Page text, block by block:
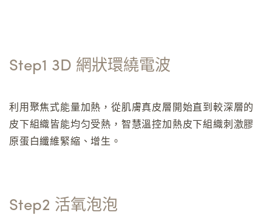
Step1 3D 網狀環繞電波
利用聚焦式能量加熱，從肌膚真皮層開始直到較深層的
皮下組織皆能均匀受熱，智慧溫控加熱皮下組織刺激膠
原蛋白纖維緊縮、增生。
Step2 活氧泡泡